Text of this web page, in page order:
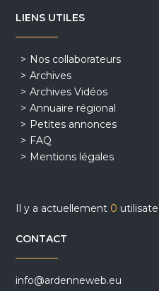
LIENS UTILES
Nos collaborateurs
Archives
Archives Vidéos
Annuaire régional
Petites annonces
FAQ
Mentions légales
Il y a actuellement 0
CONTACT
info@ardenneweb.eu